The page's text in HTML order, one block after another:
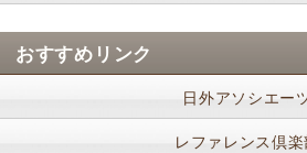
おすすめリンク
日外アソシエー
レファレンス倶楽